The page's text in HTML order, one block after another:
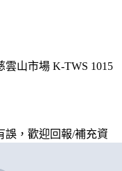
山市場 K-TWS 1015
誤，歡迎回報/補充資